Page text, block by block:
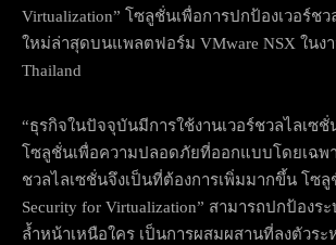
Virtualization” โซลูชั่นเพื่อการปกป้องเวอร์ช
ใหม่ล่าสุดบนแพลตฟอร์ม VMware NSX ในงา
Thailand
“ธุรกิจในปัจจุบันมีการใช้งานเวอร์ชวลไลเซชั่
โซลูชั่นเพื่อความปลอดภัยที่ออกแบบโดยเฉพ
ชวลไลเซชั่นจึงเป็นที่ต้องการเพิ่มมากขึ้น โซลู
Security for Virtualization” สามารถปกป้องร
ล้ำหน้าเหนือใคร เป็นการผสมผสานที่ลงตัวระ